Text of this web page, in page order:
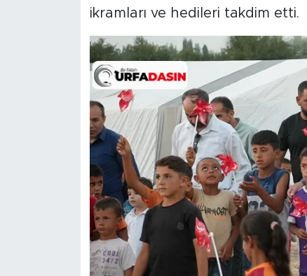
ikramları ve hedileri takdim etti.